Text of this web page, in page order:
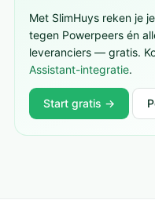
Met SlimHuys reken je
tegen Powerpeers én
leveranciers — gratis.
Assistant-integratie.
Start gratis →